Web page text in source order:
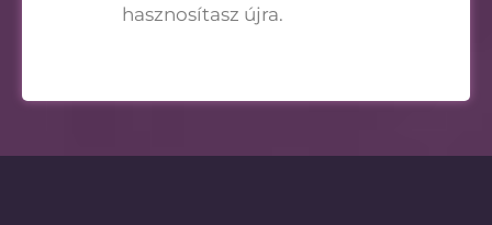
hasznosítasz újra.